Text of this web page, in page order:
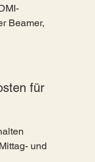
Beamer,
für
und